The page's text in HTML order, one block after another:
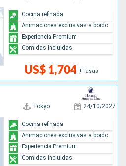
US$ 1,704 +Tasas
Cocina refinada
Animaciones exclusivas a bordo
Experiencia Premium
Comidas incluidas
Tokyo 24/10/2027
Cocina refinada
Animaciones exclusivas a bordo
Experiencia Premium
Comidas incluidas